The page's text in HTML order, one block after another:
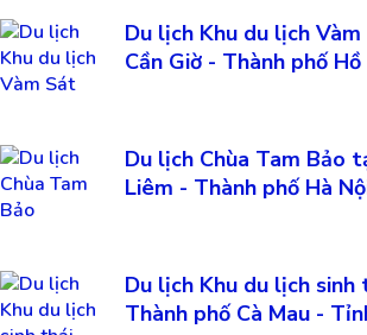
Du lịch Khu du lịch
Cần Giờ - Thành phố Hồ
Du lịch Chùa Tam Bảo
Liêm - Thành phố Hà
Du lịch Khu du lịch
Thành phố Cà Mau -